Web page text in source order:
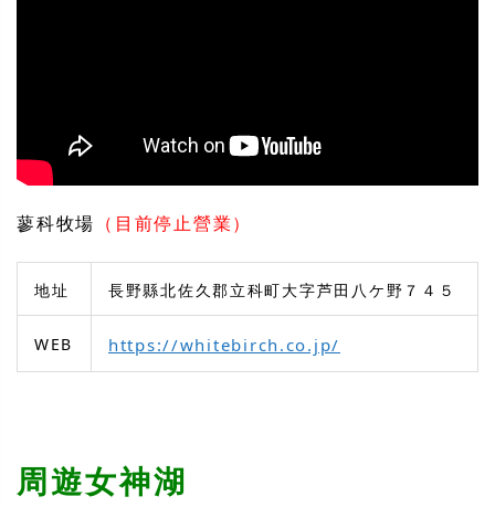
蓼科牧場 （目前停止營業）
地址 長野縣北佐久郡立科町大字芦田八ケ野７４５
WEB https://whitebirch.co.jp/
周遊女神湖